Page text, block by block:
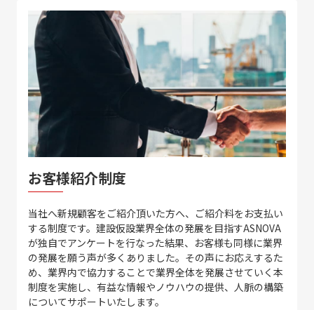
お客様紹介制度
当社へ新規顧客をご紹介頂いた方へ、ご紹介料をお支払い
する制度です。建設仮設業界全体の発展を目指すASNOVA
が独自でアンケートを行なった結果、お客様も同様に業界
の発展を願う声が多くありました。その声にお応えするた
め、業界内で協力することで業界全体を発展させていく本
制度を実施し、有益な情報やノウハウの提供、人脈の構築
についてサポートいたします。